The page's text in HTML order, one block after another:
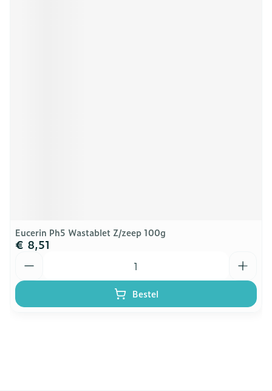
Eucerin Ph5 Wastablet Z/zeep 100g
€ 8,51
Bestel